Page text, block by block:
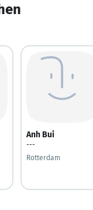
Anh Bui
---
Rotterdam